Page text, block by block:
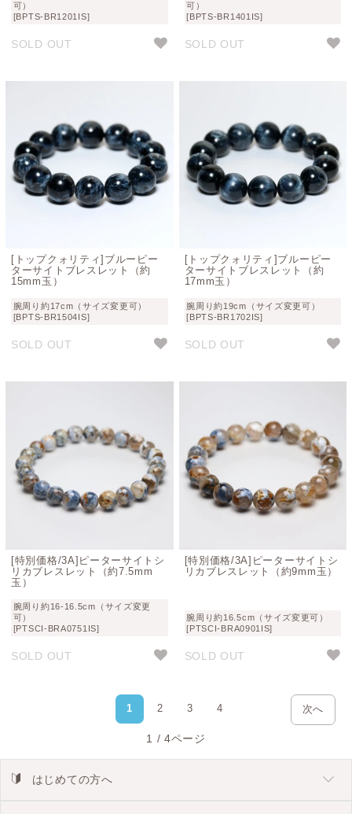
可）
[BPTS-BR1201IS]
SOLD OUT
可）
[BPTS-BR1401IS]
SOLD OUT
[トップクォリティ]ブルーピー
ターサイトブレスレット（約
15mm玉）
腕周り約17cm（サイズ変更可）
[BPTS-BR1504IS]
SOLD OUT
[トップクォリティ]ブルーピー
ターサイトブレスレット（約
17mm玉）
腕周り約19cm（サイズ変更可）
[BPTS-BR1702IS]
SOLD OUT
[特別価格/3A]ピーターサイトシ
リカブレスレット（約7.5mm
玉）
腕周り約16-16.5cm（サイズ変更
可）
[PTSCI-BRA0751IS]
SOLD OUT
[特別価格/3A]ピーターサイトシ
リカブレスレット（約9mm玉）
腕周り約16.5cm（サイズ変更可）
[PTSCI-BRA0901IS]
SOLD OUT
1 2 3 4 次へ
1 / 4ページ
はじめての方へ